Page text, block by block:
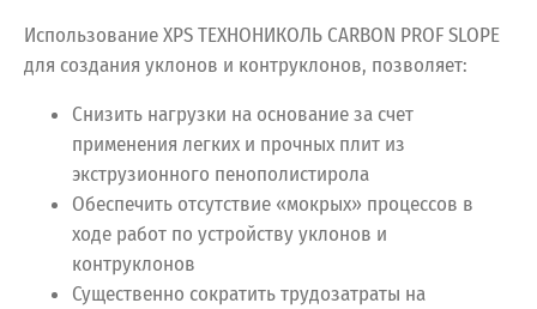
Использование XPS ТЕХНОНИКОЛЬ CARBON PROF SLOPE
для создания уклонов и контруклонов, позволяет:
Снизить нагрузки на основание за счет
применения легких и прочных плит из
экструзионного пенополистирола
Обеспечить отсутствие «мокрых» процессов в
ходе работ по устройству уклонов и
контруклонов
Существенно сократить трудозатраты на